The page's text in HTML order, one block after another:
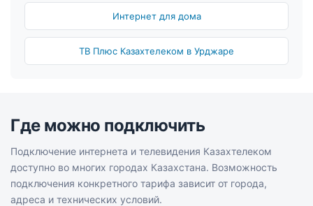
Интернет для дома
ТВ Плюс Казахтелеком в Урджаре
Где можно подключить
Подключение интернета и телевидения Казахтелеком
доступно во многих городах Казахстана. Возможность
подключения конкретного тарифа зависит от города,
адреса и технических условий.